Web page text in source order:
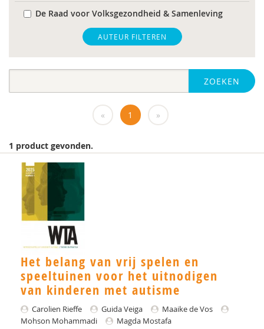
De Raad voor Volksgezondheid & Samenleving
gz-psycholoog
https://www.openbaaronderwijs.nu/
Marieke-Beltman
MSc
N.G.A. Tak
PhD
Rotterdam
Yulius)
J.H.W. (Jorgen) Mous
PhD* | Instituut voor Psychologie
AUTEUR FILTEREN
ZOEKEN
« 1 »
1 product gevonden.
Het belang van vrij spelen en
speeltuinen voor het uitnodigen
van kinderen met autisme
Carolien Rieffe Guida Veiga
Maaike de Vos
Mohson Mohammadi
Magda Mostafa